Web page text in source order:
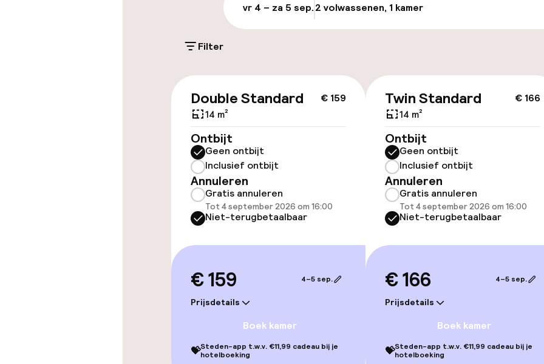
Fietsverhuur
Toegankelijkheid
Overal rolstoeltoegankelijk
Lift
Entertainment
Gratis wifi
Eet- en drinkgelegenheden
Restaurant
vr 4 – za 5 sep.2 volwassenen, 1 kamer
Filter
€ 159
Double Standard
14 m²
Ontbijt
Geen ontbijt
Inclusief ontbijt
Annuleren
Gratis annuleren
Tot 4 september 2026 om 16:00
Niet-terugbetaalbaar
€ 159
Prijsdetails
4–5 sep.
Boek kamer
💝Steden-app t.w.v. €11,99 cadeau bij je
hotelboeking
€ 166
Twin Standard
14 m²
Ontbijt
Geen ontbijt
Inclusief ontbijt
Annuleren
Gratis annuleren
Tot 4 september 2026 om 16:00
Niet-terugbetaalbaar
€ 166
Prijsdetails
4–5 sep.
Boek kamer
💝Steden-app t.w.v. €11,99 cadeau bij je
hotelboeking